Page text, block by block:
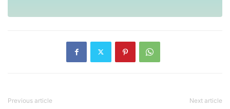
Previous article Next article